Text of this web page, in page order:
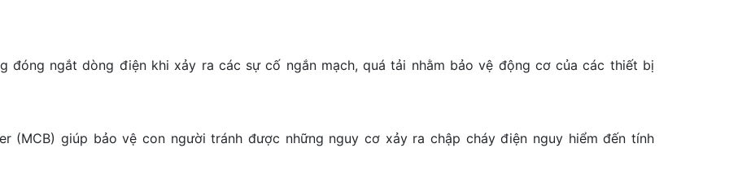
đóng ngắt dòng điện khi xảy ra các sự cố ngắn mạch, quá tải nhằm bảo vệ động cơ của các thiết bị
(MCB) giúp bảo vệ con người tránh được những nguy cơ xảy ra chập cháy điện nguy hiểm đến tính